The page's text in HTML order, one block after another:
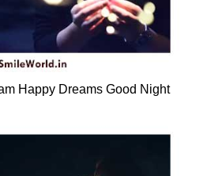
Happy Dreams Good Night